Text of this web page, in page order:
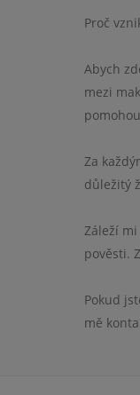
Proč
Abych
mezi
Za
důležitý
Záleží
pověsti.
Pokud
mě